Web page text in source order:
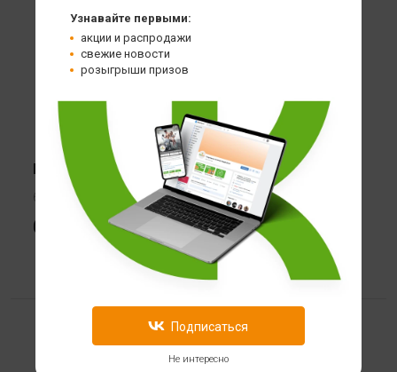
Цинк HealthStore Zinc Citrate
60 кап
699
Узнавайте первыми:
акции и распродажи
свежие новости
розыгрыши призов
Подписаться
Не интересно